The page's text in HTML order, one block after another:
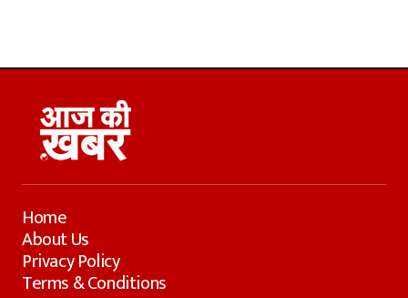
Home
About Us
Privacy Policy
Terms & Conditions